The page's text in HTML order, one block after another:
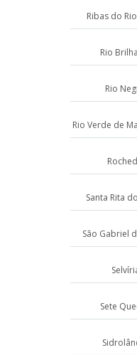
Ribas do
Rio
Rio
Rio Verde de
Santa Rita
São Gabriel
Sete